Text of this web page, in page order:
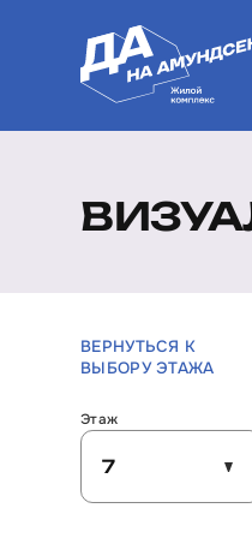
ВЕРНУТЬСЯ К
ВЫБОРУ ЭТАЖА
Этаж
7